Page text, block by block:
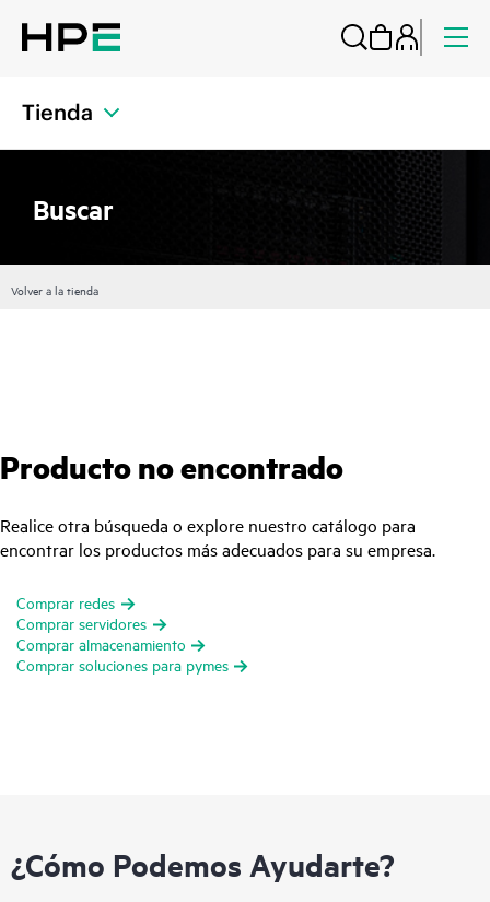
Tienda
Buscar
Volver a la tienda
Producto no encontrado
Realice otra búsqueda o explore nuestro catálogo para
encontrar los productos más adecuados para su empresa.
Comprar redes
Comprar servidores
Comprar almacenamiento
Comprar soluciones para pymes
¿Cómo Podemos Ayudarte?